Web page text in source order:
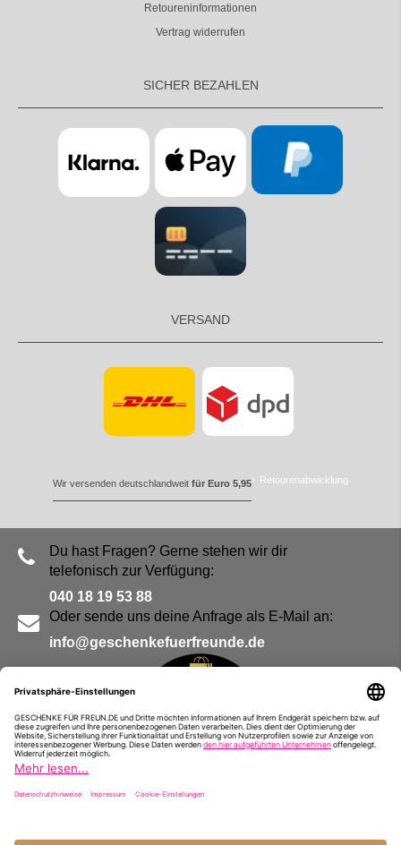
Retoureninformationen
Vertrag widerrufen
SICHER BEZAHLEN
VERSAND
Wir versenden deutschlandweit für Euro 5,95 Retourenabwicklung
Du hast Fragen? Gerne stehen wir dir
telefonisch zur Verfügung:
040 18 19 53 88
Oder sende uns deine Anfrage als E-Mail an:
info@geschenkefuerfreunde.de